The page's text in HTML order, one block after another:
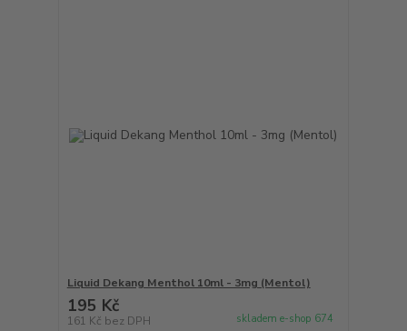
Liquid Dekang Menthol 10ml - 3mg (Mentol)
195 Kč
161 Kč bez DPH skladem e-shop 674